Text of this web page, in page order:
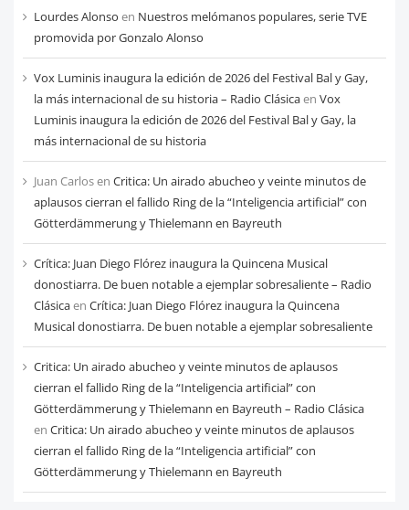
cada
mes
Lourdes Alonso en Nuestros melómanos populares, serie TVE
promovida por Gonzalo Alonso
Vox Luminis inaugura la edición de 2026 del Festival Bal y Gay,
la más internacional de su historia – Radio Clásicaen Vox
Luminis inaugura la edición de 2026 del Festival Bal y Gay, la
más internacional de su historia
Juan Carlosen Critica: Un airado abucheo y veinte minutos de
aplausos cierran el fallido Ring de la “Inteligencia artificial” con
Götterdämmerung y Thielemann en Bayreuth
Crítica: Juan Diego Flórez inaugura la Quincena Musical
donostiarra. De buen notable a ejemplar sobresaliente – Radio
Clásicaen Crítica: Juan Diego Flórez inaugura la Quincena
Musical donostiarra. De buen notable a ejemplar sobresaliente
Critica: Un airado abucheo y veinte minutos de aplausos
cierran el fallido Ring de la “Inteligencia artificial” con
Götterdämmerung y Thielemann en Bayreuth – Radio Clásica
en Critica: Un airado abucheo y veinte minutos de aplausos
cierran el fallido Ring de la “Inteligencia artificial” con
Götterdämmerung y Thielemann en Bayreuth